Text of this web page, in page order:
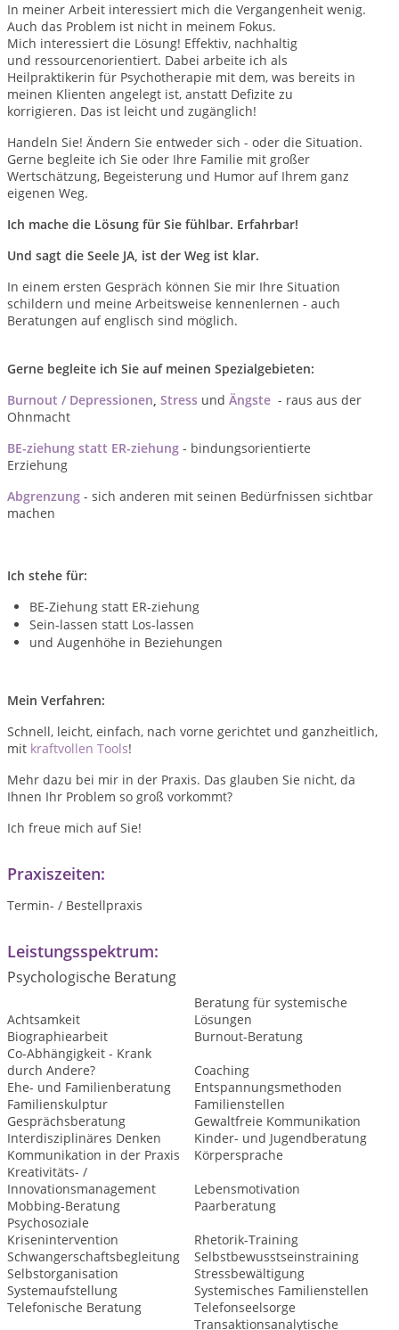
In meiner Arbeit interessiert mich die Vergangenheit wenig.
Auch das Problem ist nicht in meinem Fokus.
Mich interessiert die Lösung! Effektiv, nachhaltig
und ressourcenorientiert. Dabei arbeite ich als
Heilpraktikerin für Psychotherapie mit dem, was bereits in
meinen Klienten angelegt ist, anstatt Defizite zu
korrigieren. Das ist leicht und zugänglich!
Handeln Sie! Ändern Sie entweder sich - oder die Situation.
Gerne begleite ich Sie oder Ihre Familie mit großer
Wertschätzung, Begeisterung und Humor auf Ihrem ganz
eigenen Weg.
Ich mache die Lösung für Sie fühlbar. Erfahrbar!
Und sagt die Seele JA, ist der Weg ist klar.
In einem ersten Gespräch können Sie mir Ihre Situation
schildern und meine Arbeitsweise kennenlernen - auch
Beratungen auf englisch sind möglich.
Gerne begleite ich Sie auf meinen Spezialgebieten:
Burnout / Depressionen, Stress und Ängste - raus aus der
Ohnmacht
BE-ziehung statt ER-ziehung - bindungsorientierte
Erziehung
Abgrenzung - sich anderen mit seinen Bedürfnissen sichtbar
machen
Ich stehe für:
BE-Ziehung statt ER-ziehung
Sein-lassen statt Los-lassen
und Augenhöhe in Beziehungen
Mein Verfahren:
Schnell, leicht, einfach, nach vorne gerichtet und ganzheitlich,
mit kraftvollen Tools!
Mehr dazu bei mir in der Praxis. Das glauben Sie nicht, da
Ihnen Ihr Problem so groß vorkommt?
Ich freue mich auf Sie!
Praxiszeiten:
Termin- / Bestellpraxis
Leistungsspektrum:
Psychologische Beratung
Achtsamkeit
Beratung für systemische
Lösungen
Biographiearbeit
Burnout-Beratung
Co-Abhängigkeit - Krank
durch Andere?
Coaching
Ehe- und Familienberatung
Entspannungsmethoden
Familienskulptur
Familienstellen
Gesprächsberatung
Gewaltfreie Kommunikation
Interdisziplinäres Denken
Kinder- und Jugendberatung
Kommunikation in der Praxis
Körpersprache
Kreativitäts- /
Innovationsmanagement
Lebensmotivation
Mobbing-Beratung
Paarberatung
Psychosoziale
Krisenintervention
Rhetorik-Training
Schwangerschaftsbegleitung
Selbstbewusstseinstraining
Selbstorganisation
Stressbewältigung
Systemaufstellung
Systemisches Familienstellen
Telefonische Beratung
Telefonseelsorge
Transaktionsanalytische